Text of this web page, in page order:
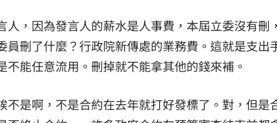
人，因為發言人的薪水是人事費，本屆立委沒有刪
員刪了什麼？行政院新傳處的業務費。這就是支出
能任意流用。刪掉就不能拿其他的錢來補。
不是啊，不是合約在去年就打好發標了。對，但是